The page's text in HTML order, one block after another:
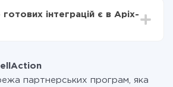
кількість даних, які за фактом
вашої системи в іншу через
Детальніше про
готових інтеграцій є в Apix-
партнерських програм, яка